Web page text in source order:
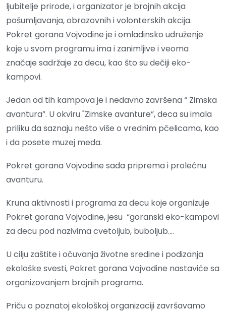
ljubitelje prirode, i organizator je brojnih akcija
pošumljavanja, obrazovnih i volonterskih akcija.
Pokret gorana Vojvodine je i omladinsko udruženje
koje u svom programu ima i zanimljive i veoma
značaje sadržaje za decu, kao što su dečiji eko-
kampovi.
Jedan od tih kampova je i nedavno završena “ Zimska
avantura”. U okviru "Zimske avanture”, deca su imala
priliku da saznaju nešto više o vrednim pčelicama, kao
i da posete muzej meda.
Pokret gorana Vojvodine sada priprema i prolećnu
avanturu.
Kruna aktivnosti i programa za decu koje organizuje
Pokret gorana Vojvodine, jesu “goranski eko-kampovi
za decu pod nazivima cvetoljub, buboljub….
U cilju zaštite i očuvanja životne sredine i podizanja
ekološke svesti, Pokret gorana Vojvodine nastaviće sa
organizovanjem brojnih programa.
Priču o poznatoj ekološkoj organizaciji završavamo